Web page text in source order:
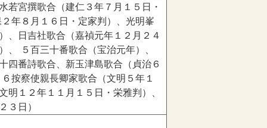
若宮撰歌合（建仁３年７月１５日・
年８月１６日・定家判）、光明峯
、日吉社歌合（嘉禎元年１２月２４
５百三十番歌合（宝治元年）、
四番詩歌合、新玉津島歌合（貞治６
按察使親長卿家歌合（文明５年１
１２年１１月１５日・栄雅判）、
３日）